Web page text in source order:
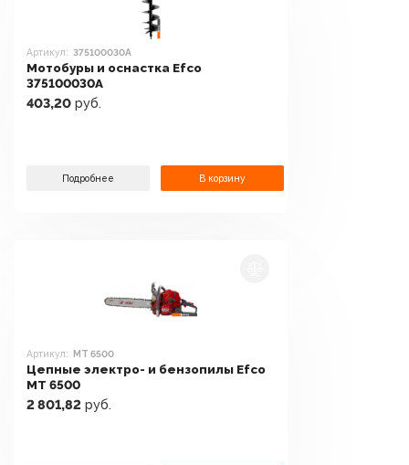
Артикул: 375100030A
Мотобуры и оснастка Efco
375100030A
403,20 руб.
Подробнее В корзину
Артикул: MT 6500
Цепные электро- и бензопилы Efco
MT 6500
2 801,82 руб.